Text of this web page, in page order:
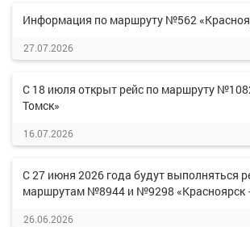
Информация по маршруту №562
27.07.2026
С 18 июля открыт рейс по маршруту
Томск»
16.07.2026
С 27 июня 2026 года будут выполняться
маршрутам №8944 и №9298
26.06.2026